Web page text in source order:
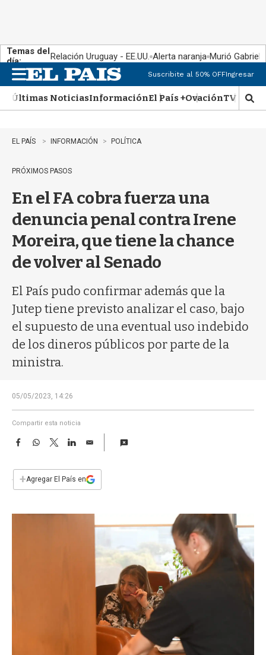
Temas del
día:
Relación Uruguay - EE.UU. Alerta naranja Murió Gabriel
n
u
Suscribite al 50% OFFIngresar
Últimas NoticiasInformaciónEl País +OvaciónTV Show
M
o
EL PAÍS INFORMACIÓN POLÍTICA
PRÓXIMOS PASOS
En el FA cobra fuerza una
denuncia penal contra Irene
Moreira, que tiene la chance
de volver al Senado
El País pudo confirmar además que la
Jutep tiene previsto analizar el caso, bajo
el supuesto de una eventual uso indebido
de los dineros públicos por parte de la
ministra.
05/05/2023, 14:26
Compartir esta noticia
F
e
b
W
s
T
w
t
L
E
i
l
+Agregar El País en